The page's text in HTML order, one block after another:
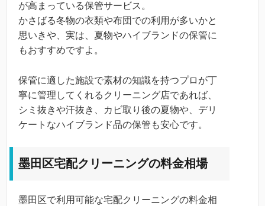
が高まっている保管サービス。
かさばる冬物の衣類や布団での利用が多いかと
思いきや、実は、夏物やハイブランドの保管に
もおすすめですよ。
保管に適した施設で素材の知識を持つプロが丁
寧に管理してくれるクリーニング店であれば、
シミ抜きや汗抜き、カビ取り後の夏物や、デリ
ケートなハイブランド品の保管も安心です。
墨田区宅配クリーニングの料金相場
墨田区で利用可能な宅配クリーニングの料金相